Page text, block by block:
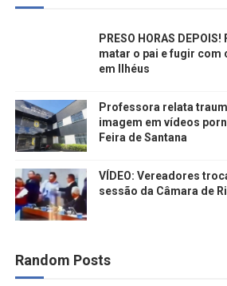
PRESO HORAS
matar o pai e fugir com
em Ilhéus
Professora relata
imagem em vídeos
Feira de Santana
VÍDEO: Vereadores
sessão da Câmara de
Random Posts